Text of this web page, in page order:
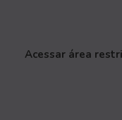
Acessar área